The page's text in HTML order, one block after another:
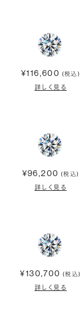
¥116,600 (税込)
詳しく見る
¥96,200 (税込)
詳しく見る
¥130,700 (税込)
詳しく見る